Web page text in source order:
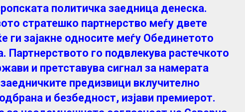
политичка заедница денеска.
стратешко партнерство меѓу двете
ги зајакне односите меѓу Обединетото
Партнерството го подвлекува растечкото
и претставува сигнал за намерата
предизвици вклучително
и безбедност, изјави премиерот.